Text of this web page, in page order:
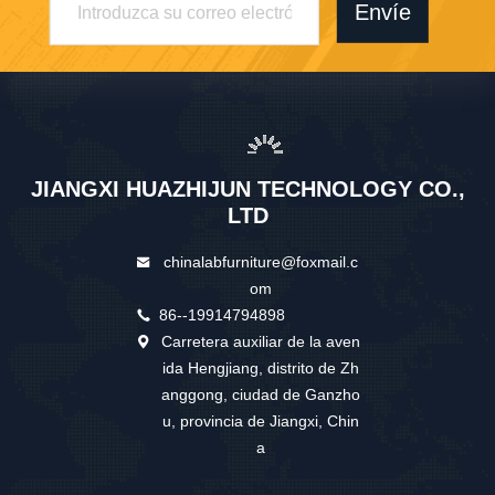
Envíe
JIANGXI HUAZHIJUN TECHNOLOGY CO.,
LTD
chinalabfurniture@foxmail.c
om
86--19914794898
Carretera auxiliar de la aven
ida Hengjiang, distrito de Zh
anggong, ciudad de Ganzho
u, provincia de Jiangxi, Chin
a